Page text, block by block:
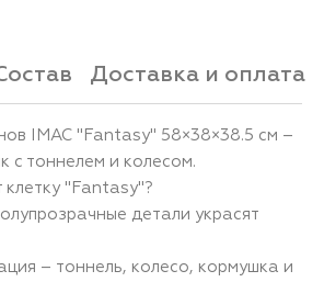
Доставка и оплата
IMAC "Fantasy" 58×38×38.5 см –
с тоннелем и колесом.
"Fantasy"?
детали украсят
– тоннель, колесо, кормушка и